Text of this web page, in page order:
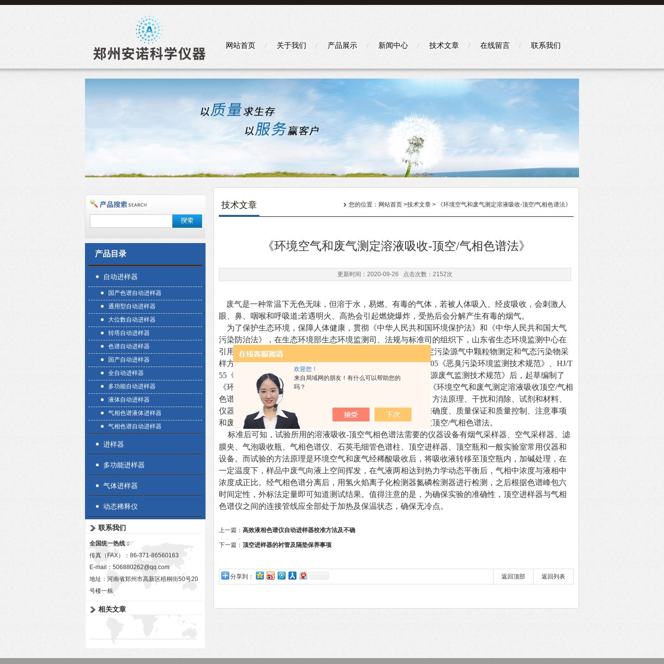
欢迎您！
来自局域网的朋友！有什么可以帮助您的
吗？
网站首页 关于我们 产品展示 新闻中心 技术文章 在线留言 联系我们
产品目录
自动进样器
国产色谱自动进样器
通用型自动进样器
大位数自动进样器
转塔自动进样器
色谱自动进样器
国产自动进样器
全自动进样器
多功能自动进样器
液体自动进样器
气相色谱液体进样器
气相色谱自动进样器
进样器
多功能进样器
气体进样器
动态稀释仪
联系我们
全国统一热线：
传真（FAX）：86-371-86560163
E-mail： 506880262@qq.com
地址：河南省郑州市高新区梧桐街50号20
号楼一栋
相关文章
技术文章 您的位置： 网站首页 >技术文章 > 《环境空气和废气测定溶液吸收-顶空/气相色谱法》
《环境空气和废气测定溶液吸收-顶空/气相色谱法》
更新时间：2020-09-26 点击次数：2152次
废气是一种常温下无色无味，但溶于水，易燃、有毒的气体，若被人体吸入、经皮吸收，会刺激人
眼、鼻、咽喉和呼吸道;若遇明火、高热会引起燃烧爆炸，受热后会分解产生有毒的烟气。
为了保护生态环境，保障人体健康，贯彻《中华人民共和国环境保护法》和《中华人民共和国大气
污染防治法》，在生态环境部生态环境监测司、法规与标准司的组织下，山东省生态环境监测中心在
引用了GB 14554《恶臭污染物排放标准》、GB/T 16157《固定污染源气中颗粒物测定和气态污染物采
样方法》、HJ 194《环境空气质量手工监测技术规范》、HJ 905《恶臭污染环境监测技术规范》、HJ/T
55《大气污染物无组织排放监测技术导则》和HJ/T 397《固定源废气监测技术规范》后，起草编制了
《环境空气和废气测定溶液吸收-顶空/气相色谱法》。据悉，《环境空气和废气测定溶液吸收顶空/气相
色谱法》这一标准的内容包括有适用范围、规范性引用文件、方法原理、干扰和消除、试剂和材料、
仪器和设备、样品、分析步骤、结果计算与表示、精密度和准确度、质量保证和质量控制、注意事项
和废物处理，规定了测定环境空气和固定污染源废气溶液吸收顶空/气相色谱法。
标准后可知，试验所用的溶液吸收-顶空气相色谱法需要的仪器设备有烟气采样器、空气采样器、滤
膜夹、气泡吸收瓶、气相色谱仪、石英毛细管色谱柱、顶空进样器、顶空瓶和一般实验室常用仪器和
设备。而试验的方法原理是环境空气和废气经稀酸吸收后，将吸收液转移至顶空瓶内，加碱处理，在
一定温度下，样品中 废气向液上空间挥发，在气液两相达到热力学动态平衡后，气相中浓度与液相中
浓度成正比。经气相色谱分离后，用氢火焰离子化检测器氮磷检测器进行检测，之后根据色谱峰包六
时间定性，外标法定量即可知道测试结果。值得注意的是，为确保实验的准确性，顶空进样器与气相
色谱仪之间的连接管线应全部处于加热及保温状态，确保无冷点。
上一篇： 高效液相色谱仪自动进样器校准方法及不确
定度评定
下一篇： 顶空进样器的衬管及隔垫保养事项
分享到： 返回列表
返回顶部